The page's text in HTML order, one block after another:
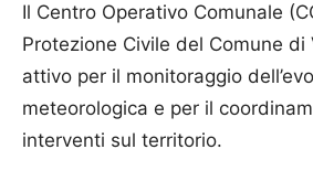
Il Centro Operativo Comunale
Protezione Civile del Comune di
attivo per il monitoraggio
meteorologica e per il
interventi sul territorio.